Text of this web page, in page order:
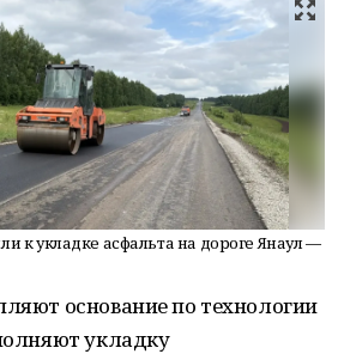
к укладке асфальта на дороге Янаул —
основание по технологии
укладку